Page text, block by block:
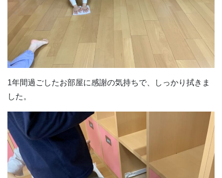
1年間過ごしたお部屋に感謝の気持ちで、しっかり拭きま
した。